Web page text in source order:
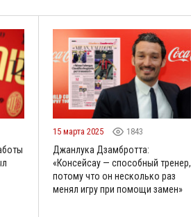
15 марта 2025 1843
Джанлука Дзамбротта:
«Консейсау — способный тренер,
потому что он несколько раз
менял игру при помощи замен»